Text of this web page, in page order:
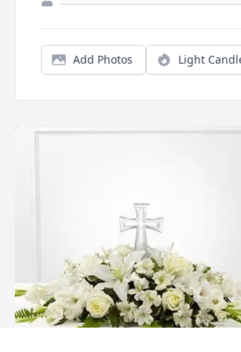
Add Photos Light